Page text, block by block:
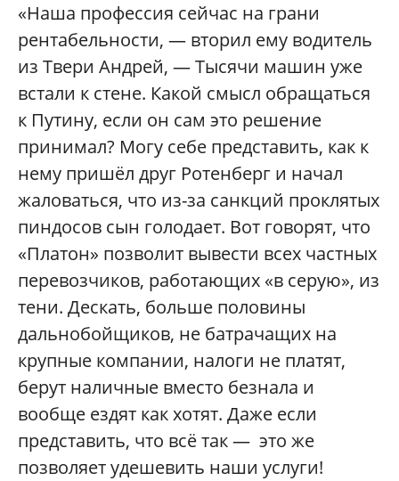
«Наша профессия сейчас на грани
рентабельности, — вторил ему водитель
из Твери Андрей, — Тысячи машин уже
встали к стене. Какой смысл обращаться
к Путину, если он сам это решение
принимал? Могу себе представить, как к
нему пришёл друг Ротенберг и начал
жаловаться, что из-за санкций проклятых
пиндосов сын голодает. Вот говорят, что
«Платон» позволит вывести всех частных
перевозчиков, работающих «в серую», из
тени. Дескать, больше половины
дальнобойщиков, не батрачащих на
крупные компании, налоги не платят,
берут наличные вместо безнала и
вообще ездят как хотят. Даже если
представить, что всё так — это же
позволяет удешевить наши услуги!